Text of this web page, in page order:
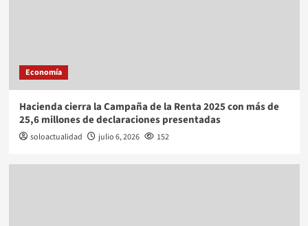
Economía
Hacienda cierra la Campaña de la Renta 2025 con más de
25,6 millones de declaraciones presentadas
soloactualidad julio 6, 2026 152